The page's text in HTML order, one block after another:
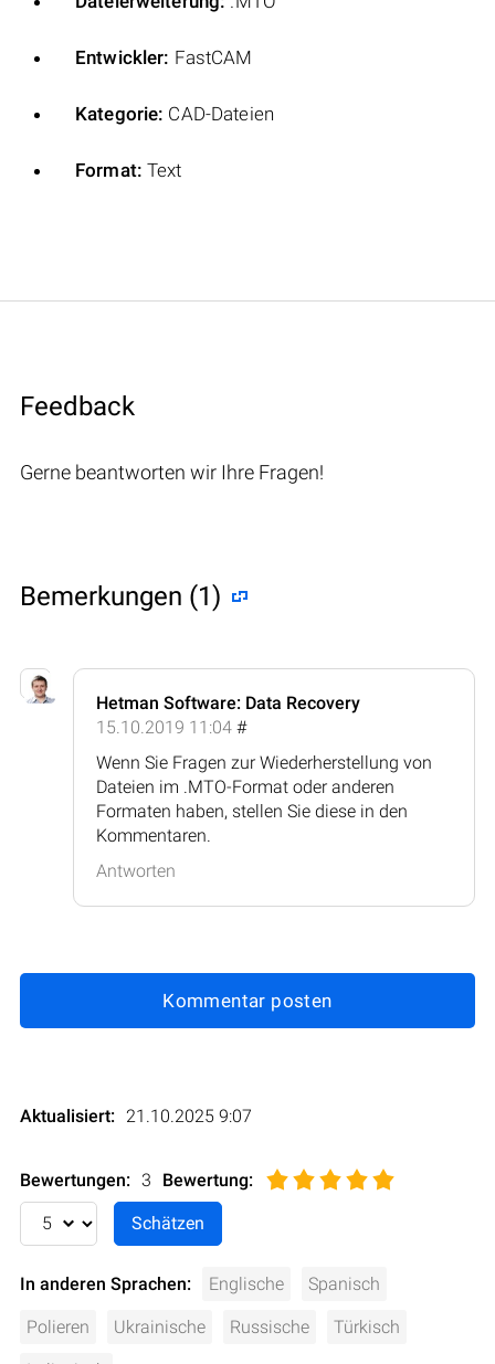
Entwickler: FastCAM
Kategorie: CAD-Dateien
Format: Text
Feedback
Gerne beantworten wir Ihre Fragen!
Bemerkungen (1)
Hetman Software: Data Recovery
15.10.2019 11:04 #
Wenn Sie Fragen zur Wiederherstellung von
Dateien im .MTO-Format oder anderen
Formaten haben, stellen Sie diese in den
Kommentaren.
Antworten
Kommentar posten
Aktualisiert: 21.10.2025 9:07
Bewertungen: 3 Bewertung:
In anderen Sprachen: Englische Spanisch
Polieren Ukrainische Russische Türkisch